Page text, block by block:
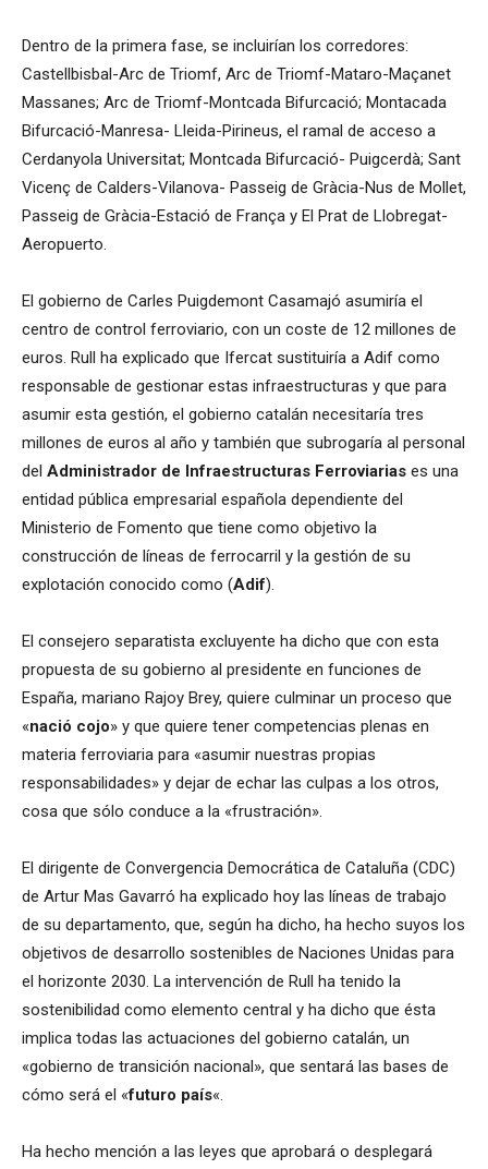
Dentro de la primera fase, se incluirían los corredores:
Castellbisbal-Arc de Triomf, Arc de Triomf-Mataro-Maçanet
Massanes; Arc de Triomf-Montcada Bifurcació; Montacada
Bifurcació-Manresa- Lleida-Pirineus, el ramal de acceso a
Cerdanyola Universitat; Montcada Bifurcació- Puigcerdà; Sant
Vicenç de Calders-Vilanova- Passeig de Gràcia-Nus de Mollet,
Passeig de Gràcia-Estació de França y El Prat de Llobregat-
Aeropuerto.
El gobierno de Carles Puigdemont Casamajó asumiría el
centro de control ferroviario, con un coste de 12 millones de
euros. Rull ha explicado que Ifercat sustituiría a Adif como
responsable de gestionar estas infraestructuras y que para
asumir esta gestión, el gobierno catalán necesitaría tres
millones de euros al año y también que subrogaría al personal
del Administrador de Infraestructuras Ferroviarias es una
entidad pública empresarial española dependiente del
Ministerio de Fomento que tiene como objetivo la
construcción de líneas de ferrocarril y la gestión de su
explotación conocido como (Adif).
El consejero separatista excluyente ha dicho que con esta
propuesta de su gobierno al presidente en funciones de
España, mariano Rajoy Brey, quiere culminar un proceso que
«nació cojo» y que quiere tener competencias plenas en
materia ferroviaria para «asumir nuestras propias
responsabilidades» y dejar de echar las culpas a los otros,
cosa que sólo conduce a la «frustración».
El dirigente de Convergencia Democrática de Cataluña (CDC)
de Artur Mas Gavarró ha explicado hoy las líneas de trabajo
de su departamento, que, según ha dicho, ha hecho suyos los
objetivos de desarrollo sostenibles de Naciones Unidas para
el horizonte 2030. La intervención de Rull ha tenido la
sostenibilidad como elemento central y ha dicho que ésta
implica todas las actuaciones del gobierno catalán, un
«gobierno de transición nacional», que sentará las bases de
cómo será el «futuro país«.
Ha hecho mención a las leyes que aprobará o desplegará